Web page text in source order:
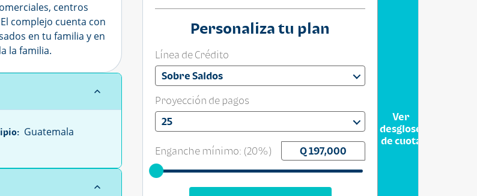
centros
complejo cuenta con
en tu familia y en
la familia.
Guatemala
Personaliza tu plan
Línea de Crédito
Sobre Saldos
Proyección de pagos
25
Enganche mínimo: (20%)
Ver
desglose
de cuota